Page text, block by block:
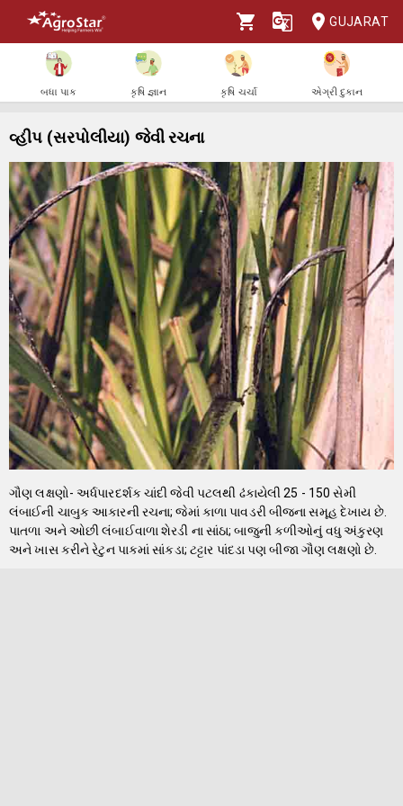
GUJARAT
બધા પાક કૃષિ જ્ઞાન કૃષિ ચર્ચા એગ્રી દુકાન
વ્હીપ (સરપોલીયા) જેવી રચના
ગૌણ લક્ષણો- અર્ધપારદર્શક ચાંદી જેવી પટલથી ઢંકાયેલી 25 - 150 સેમી
લંબાઈની ચાબુક આકારની રચના; જેમાં કાળા પાવડરી બીજના સમૂહ દેખાય છે.
પાતળા અને ઓછી લંબાઈવાળા શેરડી ના સાંઠા; બાજુની કળીઓનું વધુ અંકુરણ
અને ખાસ કરીને રેટુન પાકમાં સાંકડા; ટટ્ટાર પાંદડા પણ બીજા ગૌણ લક્ષણો છે.